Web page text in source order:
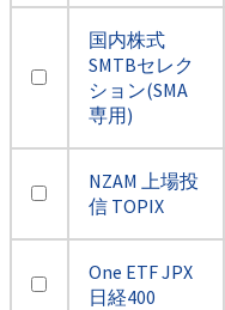
国内株式
SMTBセレク
ション(SMA
専用)
NZAM 上場投
信 TOPIX
One ETF JPX
日経400